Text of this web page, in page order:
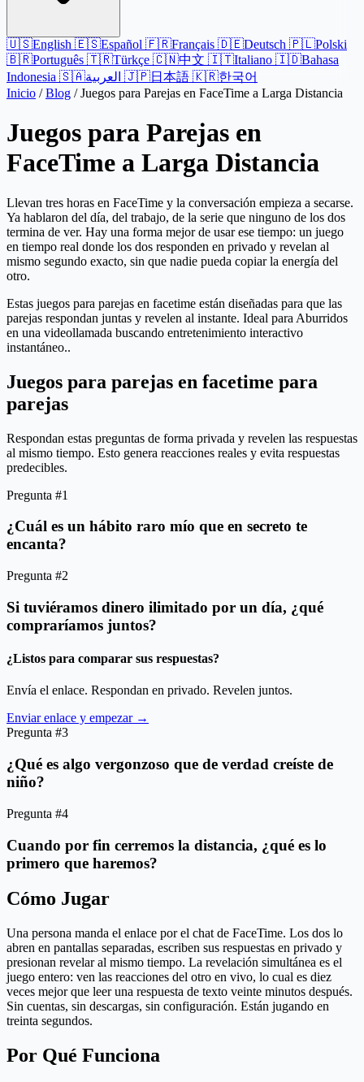
🇺🇸English 🇪🇸Español 🇫🇷Français 🇩🇪Deutsch 🇵🇱Polski
🇧🇷Português 🇹🇷Türkçe 🇨🇳中文 🇮🇹Italiano 🇮🇩Bahasa
Indonesia 🇸🇦 🇯🇵日本語 🇰🇷한국어
Inicio / Blog / Juegos para Parejas en FaceTime a Larga Distancia
Juegos para Parejas en
FaceTime a Larga Distancia
Llevan tres horas en FaceTime y la conversación empieza a secarse.
Ya hablaron del día, del trabajo, de la serie que ninguno de los dos
termina de ver. Hay una forma mejor de usar ese tiempo: un juego
en tiempo real donde los dos responden en privado y revelan al
mismo segundo exacto, sin que nadie pueda copiar la energía del
otro.
Estas juegos para parejas en facetime están diseñadas para que las
parejas respondan juntas y revelen al instante. Ideal para Aburridos
en una videollamada buscando entretenimiento interactivo
instantáneo..
Juegos para parejas en facetime para
parejas
Respondan estas preguntas de forma privada y revelen las respuestas
al mismo tiempo. Esto genera reacciones reales y evita respuestas
predecibles.
Pregunta #1
¿Cuál es un hábito raro mío que en secreto te
encanta?
Pregunta #2
Si tuviéramos dinero ilimitado por un día, ¿qué
compraríamos juntos?
¿Listos para comparar sus respuestas?
Envía el enlace. Respondan en privado. Revelen juntos.
Enviar enlace y empezar →
Pregunta #3
¿Qué es algo vergonzoso que de verdad creíste de
niño?
Pregunta #4
Cuando por fin cerremos la distancia, ¿qué es lo
primero que haremos?
Cómo Jugar
Una persona manda el enlace por el chat de FaceTime. Los dos lo
abren en pantallas separadas, escriben sus respuestas en privado y
presionan revelar al mismo tiempo. La revelación simultánea es el
juego entero: ven las reacciones del otro en vivo, lo cual es diez
veces mejor que leer una respuesta de texto veinte minutos después.
Sin cuentas, sin descargas, sin configuración. Están jugando en
treinta segundos.
Por Qué Funciona